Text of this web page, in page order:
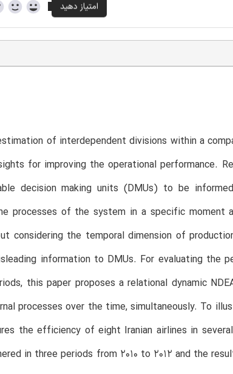
of interdependent divisions within a
for improving the operational performance.
decision making units (DMUs) to be
processes of the system in a specific moment
considering the temporal dimension of
information to DMUs. For evaluating the
this paper proposes a relational dynamic
processes over the time, simultaneously. To
the efficiency of eight Iranian airlines in
in three periods from 2010 to 2012 and the